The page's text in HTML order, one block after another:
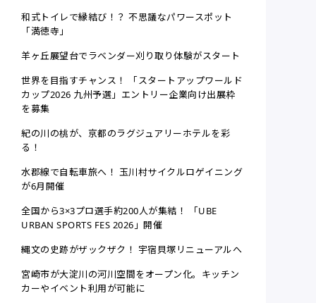
和式トイレで縁結び！？ 不思議なパワースポット
「満徳寺」
羊ヶ丘展望台でラベンダー刈り取り体験がスタート
世界を目指すチャンス！ 「スタートアップワールド
カップ2026 九州予選」エントリー企業向け出展枠
を募集
紀の川の桃が、京都のラグジュアリーホテルを彩
る！
水郡線で自転車旅へ！ 玉川村サイクルロゲイニング
が6月開催
全国から3×3プロ選手約200人が集結！ 「UBE
URBAN SPORTS FES 2026」開催
縄文の史跡がザックザク！ 宇宿貝塚リニューアルへ
宮崎市が大淀川の河川空間をオープン化。キッチン
カーやイベント利用が可能に